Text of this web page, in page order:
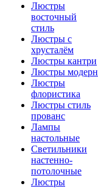
Люстры
восточный
стиль
Люстры с
хрусталём
Люстры кантри
Люстры модерн
Люстры
флористика
Люстры стиль
прованс
Лампы
настольные
Светильники
настенно-
потолочные
Люстры